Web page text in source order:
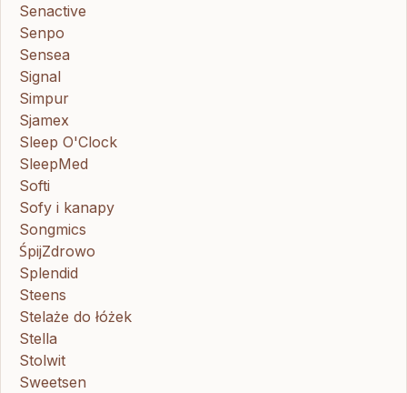
Senactive
Senpo
Sensea
Signal
Simpur
Sjamex
Sleep O'Clock
SleepMed
Softi
Sofy i kanapy
Songmics
ŚpijZdrowo
Splendid
Steens
Stelaże do łóżek
Stella
Stolwit
Sweetsen